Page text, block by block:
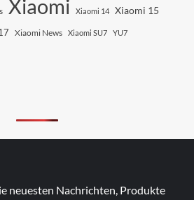
Xiaomi Xiaomi 14 Xiaomi 15
Xiaomi News Xiaomi SU7 YU7
neuesten Nachrichten, Produkte